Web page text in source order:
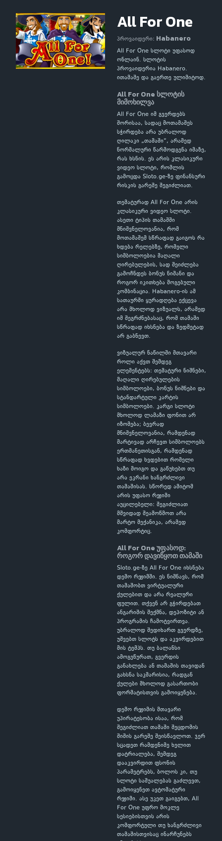
All For One
პროვაიდერი: Habanero
All For One სლოტი უფასოდ
ონლაინ. სლოტის
პროვაიდერია Habanero.
ითამაშე და გაერთე ულიმიტოდ.
All For One სლოტის
მიმოხილვა
All For One იმ გვერდებს
შორისაა, სადაც მოთამაშეს
სჭირდება არა უბრალოდ
ღილაკი „თამაში“, არამედ
ნორმალური წარმოდგენა იმაზე,
რას ხსნის. ეს არის კლასიკური
ვიდეო სლოტი, რომლის
გამოცდა Sloto.ge-ზე ფინანსური
რისკის გარეშე შეგიძლიათ.
თემატურად All For One არის
კლასიკური ვიდეო სლოტი.
ასეთი ტიპის თამაშში
მნიშვნელოვანია, რომ
მოთამაშემ სწრაფად გაიგოს რა
ხდება რელებზე, რომელი
სიმბოლოებია მაღალი
ღირებულების, სად შეიძლება
გამოჩნდეს ბონუს ნიშანი და
როგორ იკითხება მოგებული
კომბინაცია. Habanero-ის ამ
სათაურში ყურადღება ექცევა
არა მხოლოდ ვიზუალს, არამედ
იმ შეგრძნებასაც, რომ თამაში
სწრაფად იხსნება და ზედმეტად
არ გაბნევთ.
ვიზუალურ ნაწილში მთავარი
როლი აქვთ შემდეგ
ელემენტებს: თემატური ნიშნები,
მაღალი ღირებულების
სიმბოლოები, ბონუს ნიშნები და
სტანდარტული კარტის
სიმბოლოები. კარგი სლოტი
მხოლოდ ლამაზი ფონით არ
იზომება; ბევრად
მნიშვნელოვანია, რამდენად
მარტივად არჩევთ სიმბოლოებს
ერთმანეთისგან, რამდენად
სწრაფად ხვდებით რომელი
ხაზი მოიგო და გაწუხებთ თუ
არა ეკრანი ხანგრძლივი
თამაშისას. სწორედ ამიტომ
არის უფასო რეჟიმი
აუცილებელი: შეგიძლიათ
მშვიდად შეამოწმოთ არა
მარტო მექანიკა, არამედ
კომფორტიც.
All For One უფასოდ:
როგორ დავიწყოთ თამაში
Sloto.ge-ზე All For One იხსნება
დემო რეჟიმში. ეს ნიშნავს, რომ
თამაშობთ ვირტუალური
ქულებით და არა რეალური
ფულით. თქვენ არ გჭირდებათ
ანგარიშის შექმნა, დეპოზიტი ან
პროგრამის ჩამოტვირთვა.
უბრალოდ შედიხართ გვერდზე,
უშვებთ სლოტს და აკვირდებით
მის ტემპს. თუ ბალანსი
ამოგეწურათ, გვერდის
განახლება ან თამაშის თავიდან
გახსნა საკმარისია, რადგან
ქულები მხოლოდ გასართობი
ფორმატისთვის გამოიყენება.
დემო რეჟიმის მთავარი
უპირატესობა ისაა, რომ
შეგიძლიათ თამაში შეცდომის
შიშის გარეშე შეისწავლოთ. ჯერ
სცადეთ რამდენიმე ხელით
დატრიალება, შემდეგ
დააკვირდით ფსონის
პარამეტრებს, ბოლოს კი, თუ
სლოტი საშუალებას გაძლევთ,
გამოიყენეთ ავტომატური
რეჟიმი. ასე უკეთ გაიგებთ, All
For One უფრო მოკლე
სესიებისთვის არის
კომფორტული თუ ხანგრძლივი
თამაშისთვისაც ინარჩუნებს